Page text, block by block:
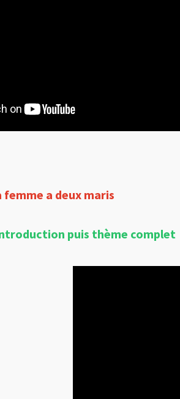
femme a deux maris
puis thème complet